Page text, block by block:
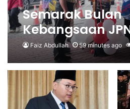
Semarak Bulan
Kebangsaan
meriah, suntik
patriotisme
pendidikan
Faiz Abdullah 59 minutes ago